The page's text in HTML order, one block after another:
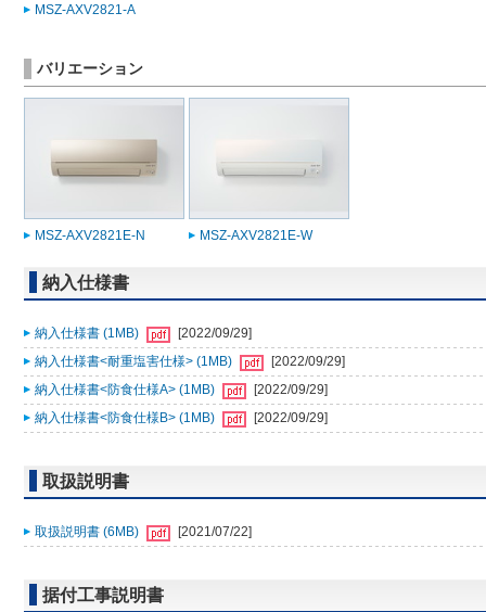
MSZ-AXV2821-A
バリエーション
MSZ-AXV2821E-N MSZ-AXV2821E-W
納入仕様書
納入仕様書 (1MB)
[2022/09/29]
納入仕様書<耐重塩害仕様> (1MB)
[2022/09/29]
納入仕様書<防食仕様A> (1MB)
[2022/09/29]
納入仕様書<防食仕様B> (1MB)
[2022/09/29]
取扱説明書
取扱説明書 (6MB) [2021/07/22]
据付工事説明書